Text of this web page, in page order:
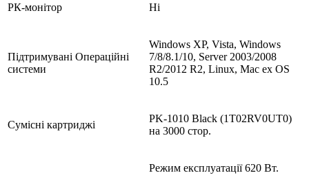
РК-монітор Ні
Підтримувані Операційні
системи
Windows XP, Vista, Windows
7/8/8.1/10, Server 2003/2008
R2/2012 R2, Linux, Mac ex OS
10.5
Сумісні картриджі
PK-1010 Black (1T02RV0UT0)
на 3000 стор.
Режим експлуатації 620 Вт.